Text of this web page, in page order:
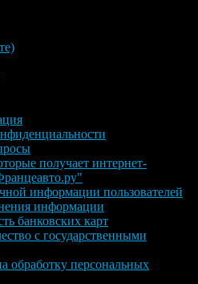
получает интернет-
информации пользователей
информации
банковских карт
с государственными
обработку персональных